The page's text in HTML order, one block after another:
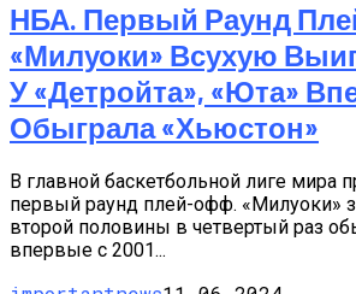
НБА. Первый Раунд
«Милуоки» Всухую
У «Детройта», «Юта»
Обыграла «Хьюстон»
В главной баскетбольной лиге мира
первый раунд плей-офф. «Милуоки»
второй половины в четвертый раз
впервые с 2001...